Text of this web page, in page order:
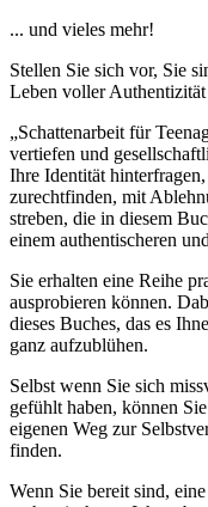
... und vieles mehr!
Stellen Sie sich vor, Sie
Leben voller Authentizität
„Schattenarbeit für
vertiefen und
Ihre Identität
zurechtfinden, mit
streben, die in diesem
einem authentischeren
Sie erhalten eine Reihe
ausprobieren können.
dieses Buches, das es
ganz aufzublühen.
Selbst wenn Sie sich
gefühlt haben, können
eigenen Weg zur
finden.
Wenn Sie bereit sind,